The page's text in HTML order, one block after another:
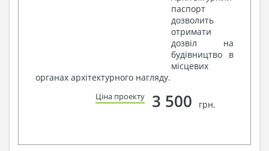
паспорт
дозволить
отримати
дозвіл на
будівництво в
місцевих
органах архітектурного нагляду.
Ціна проекту 3 500 грн.